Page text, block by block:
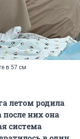
в 57 см
летом родила
них она
система